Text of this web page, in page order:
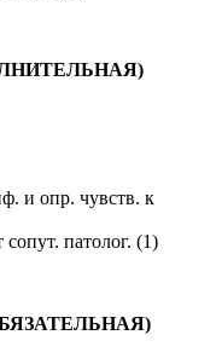
и опр. чувств. к
патолог. (1)